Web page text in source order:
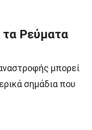
Ρεύματα
μπορεί
σημάδια που